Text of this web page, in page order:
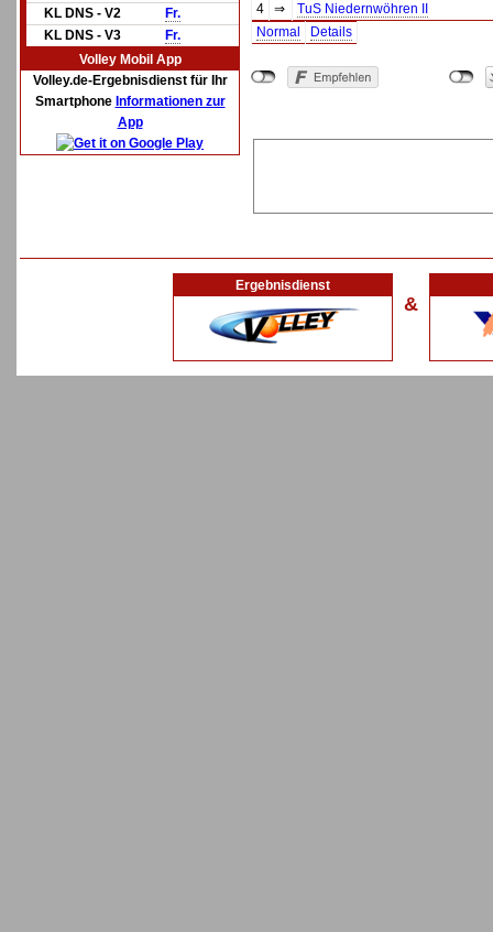
KL DNS - V2
Fr.
KL DNS - V3
Fr.
Volley Mobil App
Volley.de-Ergebnisdienst für Ihr
Smartphone Informationen zur
App
4
⇒
TuS Niedernwöhren II
Normal
Details
Ergebnisdienst
&